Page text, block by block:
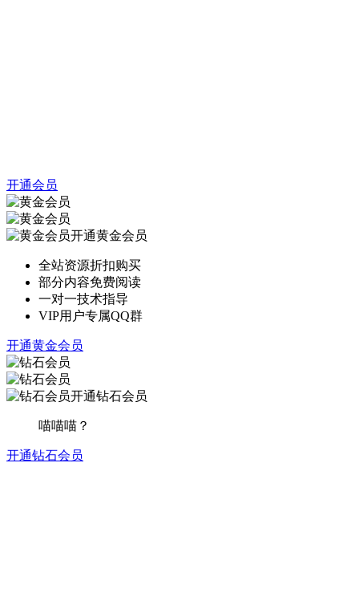
开通会员
开通黄金会员
全站资源折扣购买
部分内容免费阅读
一对一技术指导
VIP用户专属QQ群
开通黄金会员
开通钻石会员
喵喵喵？
开通钻石会员